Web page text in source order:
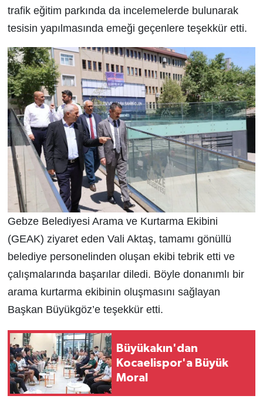
trafik eğitim parkında da incelemelerde bulunarak
tesisin yapılmasında emeği geçenlere teşekkür etti.
Gebze Belediyesi Arama ve Kurtarma Ekibini
(GEAK) ziyaret eden Vali Aktaş, tamamı gönüllü
belediye personelinden oluşan ekibi tebrik etti ve
çalışmalarında başarılar diledi. Böyle donanımlı bir
arama kurtarma ekibinin oluşmasını sağlayan
Başkan Büyükgöz’e teşekkür etti.
Büyükakın'dan
Kocaelispor'a Büyük
Moral